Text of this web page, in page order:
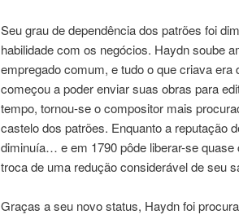
Seu grau de dependência dos patrões foi
habilidade com os negócios. Haydn soube
empregado comum, e tudo o que criava
começou a poder enviar suas obras para
tempo, tornou-se o compositor mais
castelo dos patrões. Enquanto a reputação
diminuía… e em 1790 pôde liberar-se
troca de uma redução considerável de seu
Graças a seu novo status, Haydn foi